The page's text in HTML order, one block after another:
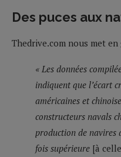
Des puces aux
Thedrive.com nous met en
« Les données
indiquent que l’écart
américaines et
constructeurs navals
production de navires
fois supérieure [à